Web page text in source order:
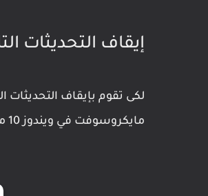
إيقاف التحديثات
مايكروسوفت في ويندوز 10 من خلال كتابة Store ضمن قائمة البحث.